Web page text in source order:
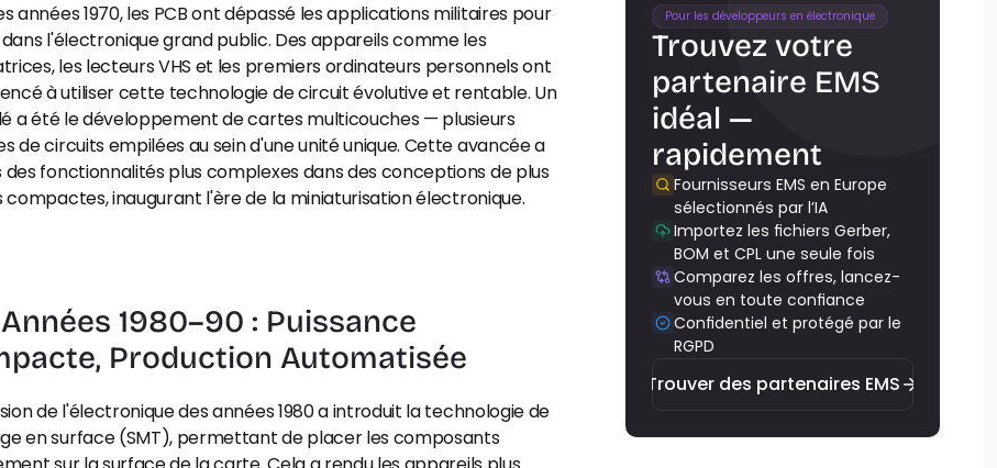
années 1970, les PCB ont dépassé les applications militaires pour
l'électronique grand public. Des appareils comme les
les lecteurs VHS et les premiers ordinateurs personnels ont
à utiliser cette technologie de circuit évolutive et rentable. Un
a été le développement de cartes multicouches — plusieurs
de circuits empilées au sein d'une unité unique. Cette avancée a
des fonctionnalités plus complexes dans des conceptions de plus
compactes, inaugurant l'ère de la miniaturisation électronique.
1980–90 : Puissance
Production Automatisée
de l'électronique des années 1980 a introduit la technologie de
en surface (SMT), permettant de placer les composants
Pour les développeurs en électronique
Trouvez votre
partenaire EMS
idéal —
rapidement
Fournisseurs EMS en Europe
sélectionnés par l’IA
Importez les fichiers Gerber,
BOM et CPL une seule fois
Comparez les offres, lancez-
vous en toute confiance
Confidentiel et protégé par le
RGPD
Trouver des partenaires EMS
Trouver des partenaires EMS